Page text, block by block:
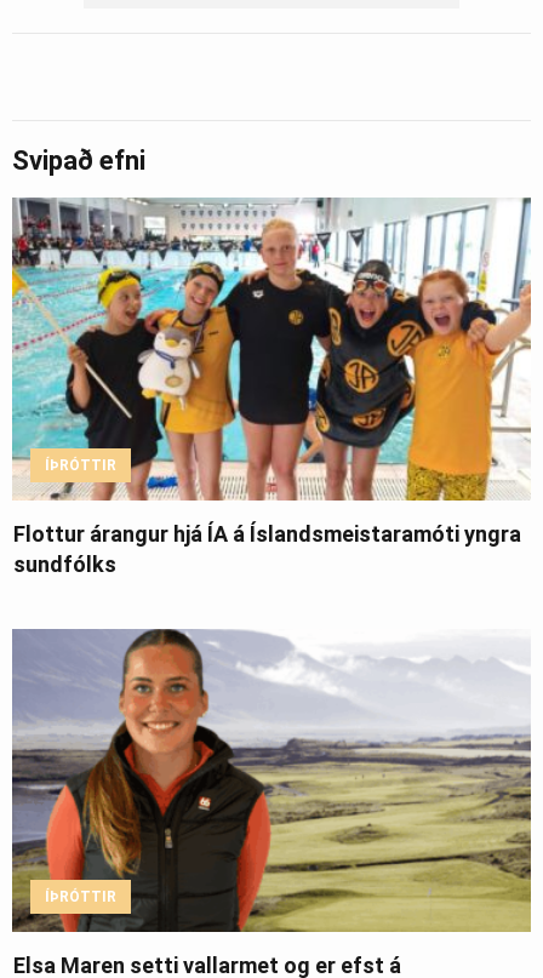
Svipað efni
ÍÞRÓTTIR
Flottur árangur hjá ÍA á Íslandsmeistaramóti yngra
sundfólks
ÍÞRÓTTIR
Elsa Maren setti vallarmet og er efst á